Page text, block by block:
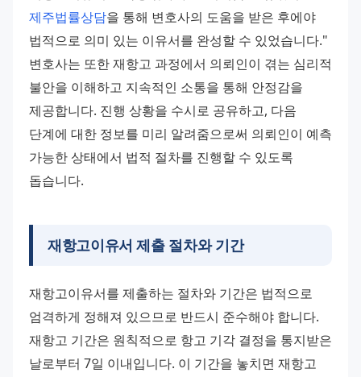
제주법률상담을 통해 변호사의 도움을 받은 후에야
법적으로 의미 있는 이유서를 완성할 수 있었습니다."
변호사는 또한 재항고 과정에서 의뢰인이 겪는 심리적
불안을 이해하고 지속적인 소통을 통해 안정감을
제공합니다. 진행 상황을 수시로 공유하고, 다음
단계에 대한 정보를 미리 알려줌으로써 의뢰인이 예측
가능한 상태에서 법적 절차를 진행할 수 있도록
돕습니다.
재항고이유서 제출 절차와 기간
재항고이유서를 제출하는 절차와 기간은 법적으로
엄격하게 정해져 있으므로 반드시 준수해야 합니다.
재항고 기간은 원칙적으로 항고 기각 결정을 통지받은
날로부터 7일 이내입니다. 이 기간을 놓치면 재항고